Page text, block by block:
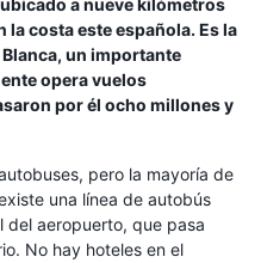
a nueve kilómetros
la costa este española. Es la
, un importante
opera vuelos
por él ocho millones y
pero la mayoría de
una línea de autobús
del aeropuerto, que pasa
No hay hoteles en el